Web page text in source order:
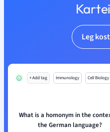
Leg
+ Add tag Immunology Cell Biology
What is a homonym in the
the German language?